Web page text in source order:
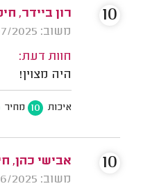
רון ביידר,
משוב: 15/07/2025
חוות דעת:
היה מצוין!
איכות 10 מחיר
10
אבישי כהן,
משוב: 04/06/2025
10